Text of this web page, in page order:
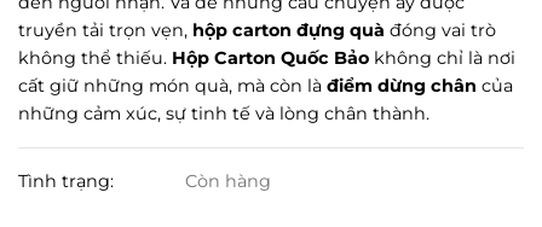
truyền tải trọn vẹn, hộp carton đựng quà đóng vai trò
không thể thiếu. Hộp Carton Quốc Bảo không chỉ là nơi
cất giữ những món quà, mà còn là điểm dừng chân của
những cảm xúc, sự tinh tế và lòng chân thành.
Tình trạng: Còn hàng